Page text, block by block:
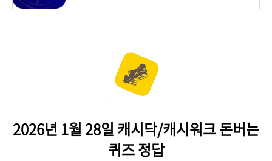
2026년 1월 28일 캐시닥/캐시워크 돈버는
퀴즈 정답